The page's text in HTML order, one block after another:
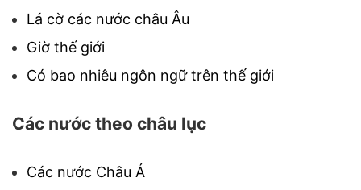
Lá cờ các nước châu Âu
Giờ thế giới
Có bao nhiêu ngôn ngữ trên thế giới
Các nước theo châu lục
Các nước Châu Á